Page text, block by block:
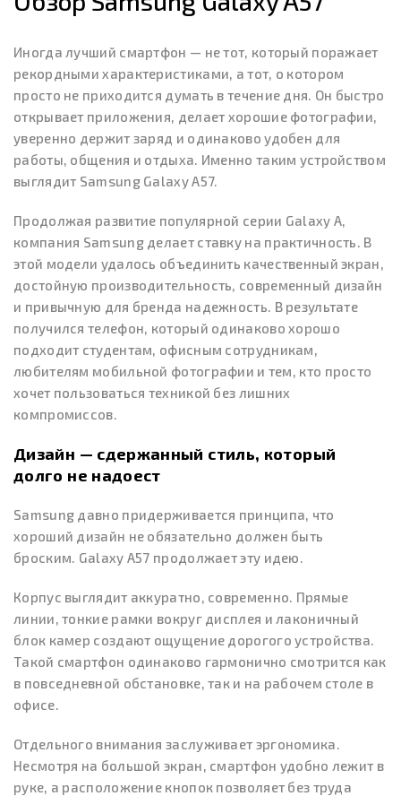
Иногда лучший смартфон — не тот, который поражает
рекордными характеристиками, а тот, о котором
просто не приходится думать в течение дня. Он быстро
открывает приложения, делает хорошие фотографии,
уверенно держит заряд и одинаково удобен для
работы, общения и отдыха. Именно таким устройством
выглядит Samsung Galaxy A57.
Продолжая развитие популярной серии Galaxy A,
компания Samsung делает ставку на практичность. В
этой модели удалось объединить качественный экран,
достойную производительность, современный дизайн
и привычную для бренда надежность. В результате
получился телефон, который одинаково хорошо
подходит студентам, офисным сотрудникам,
любителям мобильной фотографии и тем, кто просто
хочет пользоваться техникой без лишних
компромиссов.
Дизайн — сдержанный стиль, который
долго не надоест
Samsung давно придерживается принципа, что
хороший дизайн не обязательно должен быть
броским. Galaxy A57 продолжает эту идею.
Корпус выглядит аккуратно, современно. Прямые
линии, тонкие рамки вокруг дисплея и лаконичный
блок камер создают ощущение дорогого устройства.
Такой смартфон одинаково гармонично смотрится как
в повседневной обстановке, так и на рабочем столе в
офисе.
Отдельного внимания заслуживает эргономика.
Несмотря на большой экран, смартфон удобно лежит в
руке, а расположение кнопок позволяет без труда